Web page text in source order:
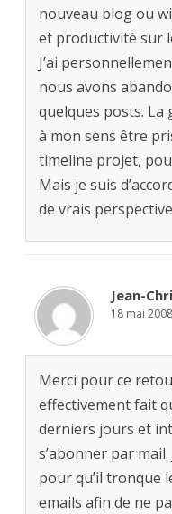
nouveau blog ou
et productivité sur
J’ai
nous avons
quelques posts.
à mon sens être
timeline projet,
Mais je suis
de vrais
Jean-
18 mai
Merci pour ce
effectivement fait
derniers jours et
s’abonner par
pour qu’il tronque
emails afin de ne